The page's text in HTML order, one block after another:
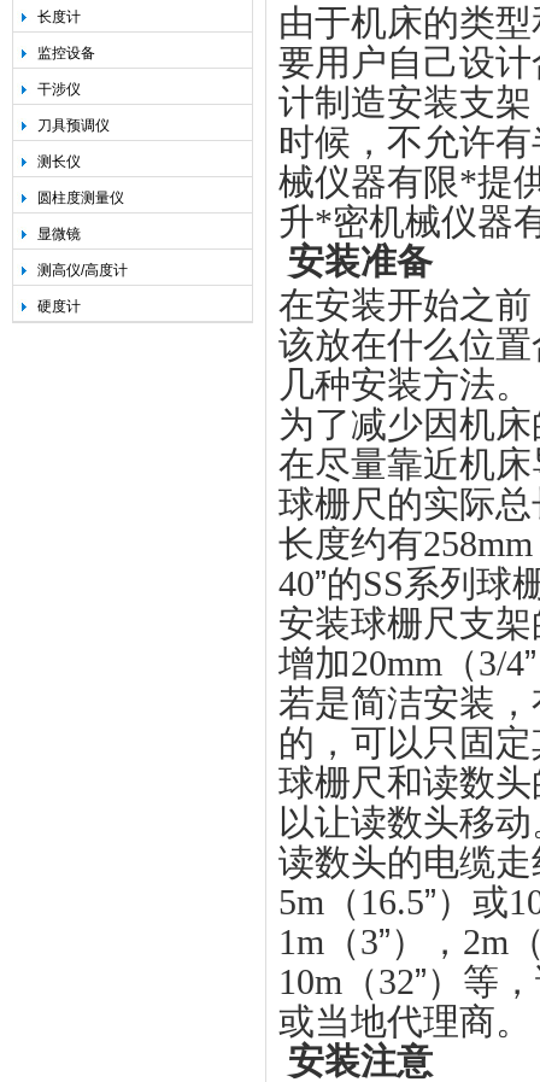
长度计
监控设备
干涉仪
刀具预调仪
测长仪
圆柱度测量仪
显微镜
测高仪/高度计
硬度计
由于机床的类
要用户自己设
计制造安装支
时候，不允许
械仪器有限*提
升*密机械仪器
安装准备
在安装开始之
该放在什么位
几种安装方法。
为了减少因机
在尽量靠近机
球栅尺的实际
长度约有
40”的SS系列球
安装球栅尺支
增加20mm（3/4”
若是简洁安装，
的，可以只固
球栅尺和读数
以让读数头移动
读数头的电缆
5m（16.5”）或
1m（3”），2m
10m（32”）等
或当地代理商。
安装注意